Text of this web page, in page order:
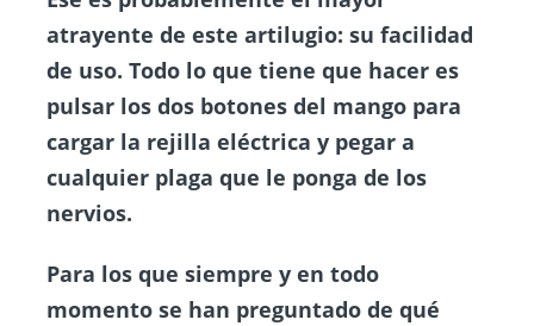
atrayente de este artilugio: su facilidad
de uso. Todo lo que tiene que hacer es
pulsar los dos botones del mango para
cargar la rejilla eléctrica y pegar a
cualquier plaga que le ponga de los
nervios.
Para los que siempre y en todo
momento se han preguntado de qué